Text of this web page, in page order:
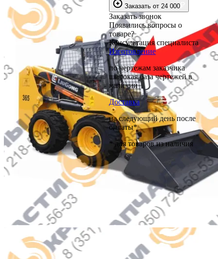
Заказать от 24 000
Заказать звонок
Появились вопросы о
товаре?
Консультация специалиста
Изготовление
по чертежам заказчика
широкая база чертежей в
наличии
Доставка
на следующий день после
оплаты*
* для товаров из наличия